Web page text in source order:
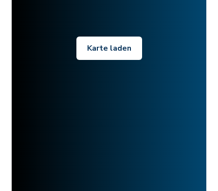
Karte laden